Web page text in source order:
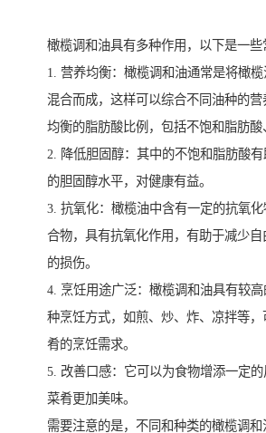
橄榄调和油具有多种作用，以下是一些
1. 营养均衡：橄榄调和油通常是将橄
混合而成，这样可以综合不同油种的营
均衡的脂肪酸比例，包括不饱和脂肪酸
2. 降低胆固醇：其中的不饱和脂肪酸
的胆固醇水平，对健康有益。
3. 抗氧化：橄榄油中含有一定的抗氧
合物，具有抗氧化作用，有助于减少
的损伤。
4. 烹饪用途广泛：橄榄调和油具有较
种烹饪方式，如煎、炒、炸、凉拌等
肴的烹饪需求。
5. 改善口感：它可以为食物增添一定
菜肴更加美味。
需要注意的是，不同和种类的橄榄调和